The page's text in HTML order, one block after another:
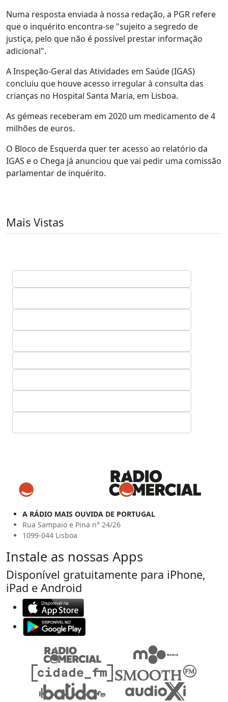
Numa resposta enviada à nossa redação, a PGR refere
que o inquérito encontra-se "sujeito a segredo de
justiça, pelo que não é possível prestar informação
adicional".
A Inspeção-Geral das Atividades em Saúde (IGAS)
concluiu que houve acesso irregular à consulta das
crianças no Hospital Santa Maria, em Lisboa.
As gémeas receberam em 2020 um medicamento de 4
milhões de euros.
O Bloco de Esquerda quer ter acesso ao relatório da
IGAS e o Chega já anunciou que vai pedir uma comissão
parlamentar de inquérito.
Mais Vistas
A RÁDIO MAIS OUVIDA DE PORTUGAL
Rua Sampaio e Pina n° 24/26
1099-044 Lisboa
Instale as nossas Apps
Disponível gratuitamente para iPhone,
iPad e Android